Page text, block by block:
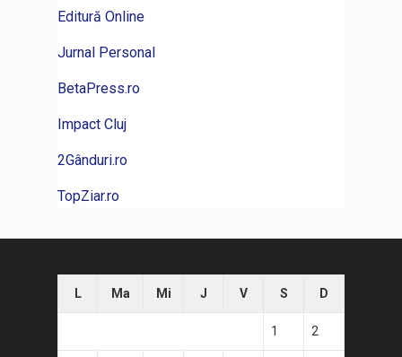
Editură Online
Jurnal Personal
BetaPress.ro
Impact Cluj
2Gânduri.ro
TopZiar.ro
L Ma Mi J V S D
1 2